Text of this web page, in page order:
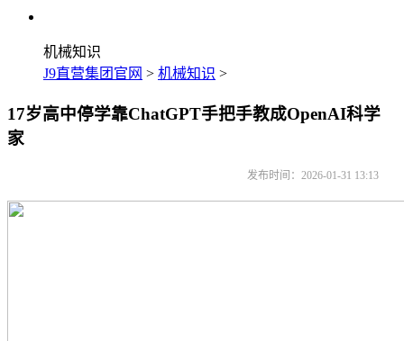
机械知识
J9直营集团官网 > 机械知识 >
17岁高中停学靠ChatGPT手把手教成OpenAI科学
家
发布时间：2026-01-31 13:13